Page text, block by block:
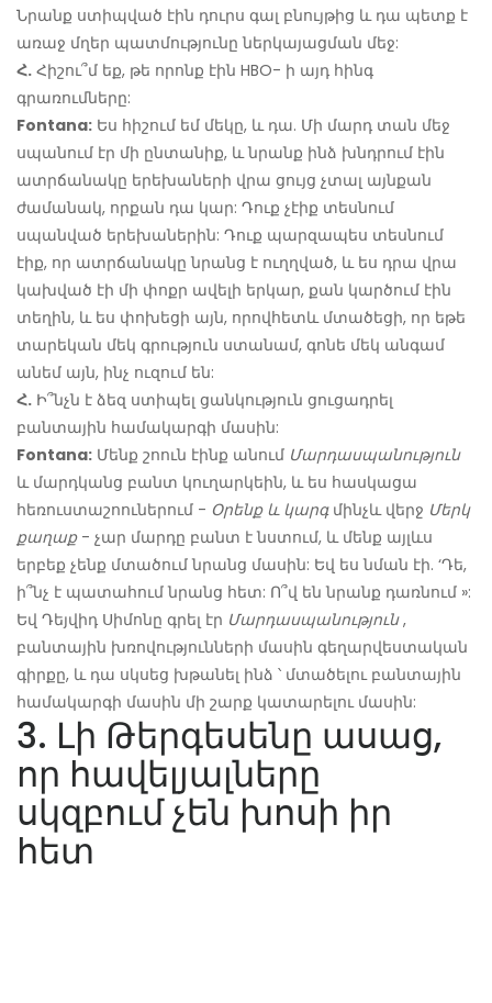
Նրանք ստիպված էին դուրս գալ բնույթից և դա պետք է
առաջ մղեր պատմությունը ներկայացման մեջ:
Հ. Հիշու՞մ եք, թե որոնք էին HBO- ի այդ հինգ
գրառումները:
Fontana: Ես հիշում եմ մեկը, և դա. Մի մարդ տան մեջ
սպանում էր մի ընտանիք, և նրանք ինձ խնդրում էին
ատրճանակը երեխաների վրա ցույց չտալ այնքան
ժամանակ, որքան դա կար: Դուք չէիք տեսնում
սպանված երեխաներին: Դուք պարզապես տեսնում
էիք, որ ատրճանակը նրանց է ուղղված, և ես դրա վրա
կախված էի մի փոքր ավելի երկար, քան կարծում էին
տեղին, և ես փոխեցի այն, որովհետև մտածեցի, որ եթե
տարեկան մեկ գրություն ստանամ, գոնե մեկ անգամ
անեմ այն, ինչ ուզում են:
Հ. Ի՞նչն է ձեզ ստիպել ցանկություն ցուցադրել
բանտային համակարգի մասին:
Fontana: Մենք շոուն էինք անում Մարդասպանություն
և մարդկանց բանտ կուղարկեին, և ես հասկացա
հեռուստաշոուներում - Օրենք և կարգմինչև վերջ Մերկ
քաղաք- չար մարդը բանտ է նստում, և մենք այլևս
երբեք չենք մտածում նրանց մասին: Եվ ես նման էի. ‘Դե,
ի՞նչ է պատահում նրանց հետ: Ո՞վ են նրանք դառնում »:
Եվ Դեյվիդ Սիմոնը գրել էր Մարդասպանություն,
բանտային խռովությունների մասին գեղարվեստական ​​
գիրքը, և դա սկսեց խթանել ինձ ՝ մտածելու բանտային
համակարգի մասին մի շարք կատարելու մասին:
3. Լի Թերգեսենը ասաց,
որ հավելյալները
սկզբում չեն խոսի իր
հետ